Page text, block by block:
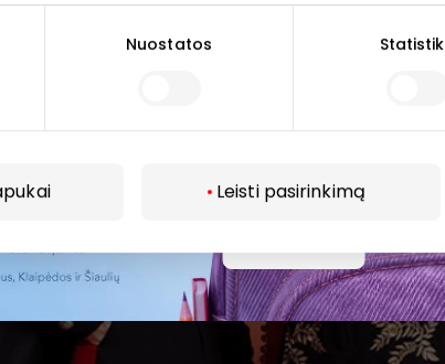
Nuostatos
Leisti pasirinkimą
UAB Tavo el. pašto duomenis tvarkys
siuntimo tikslu. Sutikimą galėsi bet kuriuo
naujienlaiškyje arba kreipiantis
privatumas@akropolis.lt.